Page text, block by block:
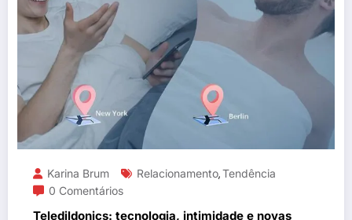
Karina Brum Relacionamento,Tendência
0 Comentários
Teledildonics: tecnologia, intimidade e novas